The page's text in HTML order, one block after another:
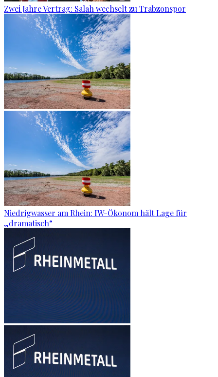
Zwei Jahre Vertrag: Salah wechselt zu Trabzonspor
Niedrigwasser am Rhein: IW-Ökonom hält Lage für
„dramatisch“